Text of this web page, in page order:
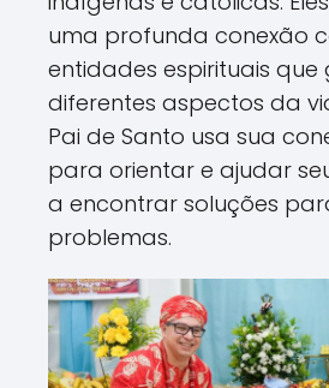
uma profunda conexão
entidades espirituais que
diferentes aspectos da
Pai de Santo usa sua
para orientar e ajudar
a encontrar soluções
problemas.